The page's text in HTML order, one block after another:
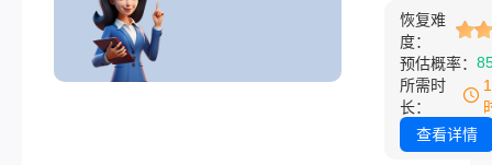
这些实用技
案。
呢？本文将
绍多种数据
法，包括适
况、详细操
和注意事项
您在数据丢
件瞬间变得
问时，那种
是真实存在
时，“恢复数
多少钱？”自
恢复难
度：
预估概率：
所需时
长：
查看详情